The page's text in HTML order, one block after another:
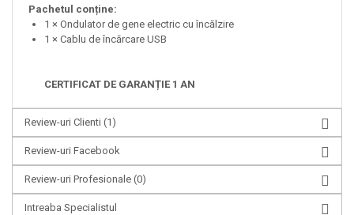
Pachetul conține:
1 × Ondulator de gene electric cu încălzire
1 × Cablu de încărcare USB
CERTIFICAT DE GARANȚIE 1 AN
Review-uri Clienti (1)
Review-uri Facebook
Review-uri Profesionale (0)
Intreaba Specialistul